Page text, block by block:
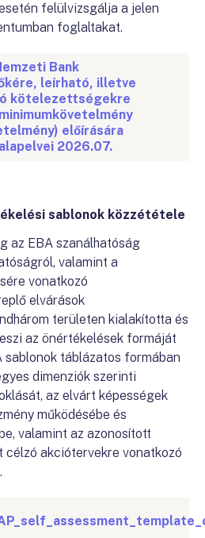
felülvizsgálja a jelen
foglaltakat.
Bank
leírható, illetve
kötelezettségekre
előírására
2026.07.
sablonok közzététele
az EBA szanálhatóság
valamint a
vonatkozó
elvárások
területen kialakította és
az önértékelések formáját
sablonok táblázatos formában
dimenziók szerinti
az elvárt képességek
működésébe és
valamint az azonosított
célzó akciótervekre vonatkozó